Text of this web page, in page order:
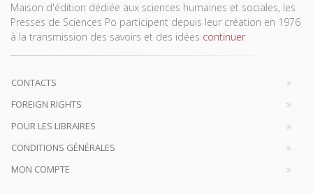
Maison d'édition dédiée aux sciences humaines et sociales, les
Presses de Sciences Po participent depuis leur création en 1976
à la transmission des savoirs et des idées continuer
CONTACTS
FOREIGN RIGHTS
POUR LES LIBRAIRES
CONDITIONS GÉNÉRALES
MON COMPTE